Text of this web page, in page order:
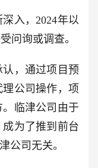
入，2024年以
问询或调查。
，通过项目预
公司操作，项
临津公司由于
为了推到前台
公司无关。